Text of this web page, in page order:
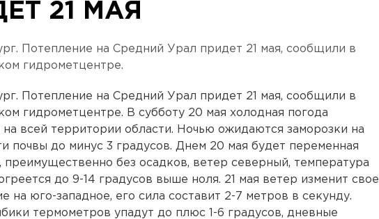
21 МАЯ
Потепление на Средний Урал придет 21 мая, сообщили в
гидрометцентре.
Потепление на Средний Урал придет 21 мая, сообщили в
гидрометцентре. В субботу 20 мая холодная погода
на всей территории области. Ночью ожидаются заморозки на
почвы до минус 3 градусов. Днем 20 мая будет переменная
преимущественно без осадков, ветер северный, температура
до 9-14 градусов выше ноля. 21 мая ветер изменит свое
на юго-западное, его сила составит 2-7 метров в секунду.
термометров упадут до плюс 1-6 градусов, дневные